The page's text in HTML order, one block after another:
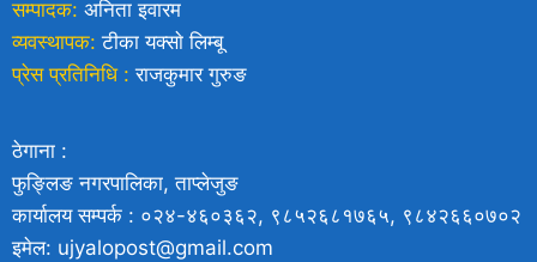
सम्पादक: अनिता इवारम
व्यवस्थापक: टीका यक्साे लिम्बू
प्रेस प्रतिनिधि : राजकुमार गुरुङ
ठेगाना :
फुङ्लिङ नगरपालिका, ताप्लेजुङ
कार्यालय सम्पर्क : ०२४-४६०३६२, ९८५२६८१७६५, ९८४२६६०७०२
इमेल: ujyalopost@gmail.com